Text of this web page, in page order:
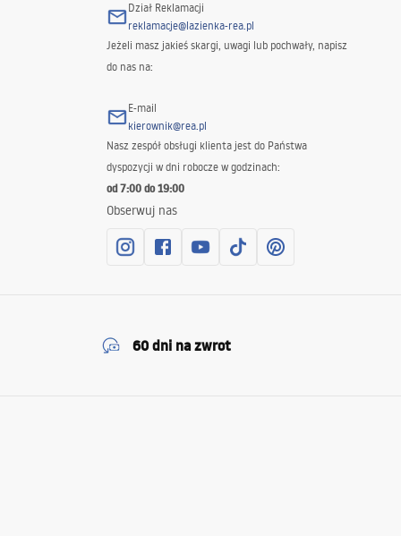
Dział Reklamacji
reklamacje@lazienka-rea.pl
Jeżeli masz jakieś skargi, uwagi lub pochwały, napisz
do nas na:
E-mail
kierownik@rea.pl
Nasz zespół obsługi klienta jest do Państwa
dyspozycji w dni robocze w godzinach:
od 7:00 do 19:00
Obserwuj nas
60 dni na zwrot